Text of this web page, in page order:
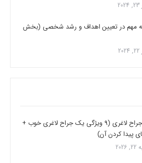
مهم در تعیین اهداف و رشد شخصی (بخش
بهترین جراح لاغری (9 ویژگی یک جراح لاغری خوب +
پیدا کردن آن)